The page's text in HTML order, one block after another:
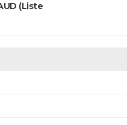
(Liste